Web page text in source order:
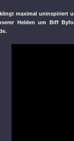
klingt maximal uninspiriert
Helden um Biff